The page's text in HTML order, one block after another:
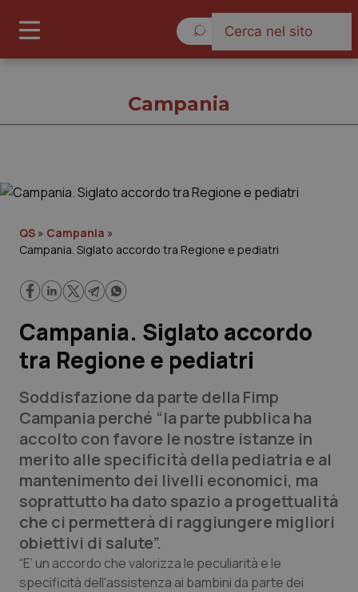
Cronache
Lavoro e Professioni
Scienza e Farmaci
Studi e Analisi
Lettere al direttore
Edizioni Regionali
QS Pro
Campania
QS » Campania »
Campania. Siglato accordo tra Regione e pediatri
Campania. Siglato accordo
tra Regione e pediatri
Soddisfazione da parte della Fimp
Campania perché “la parte pubblica ha
accolto con favore le nostre istanze in
merito alle specificità della pediatria e al
mantenimento dei livelli economici, ma
soprattutto ha dato spazio a progettualità
che ci permetterà di raggiungere migliori
obiettivi di salute”.
“E’ un accordo che valorizza le peculiarità e le
specificità dell'assistenza ai bambini da parte dei